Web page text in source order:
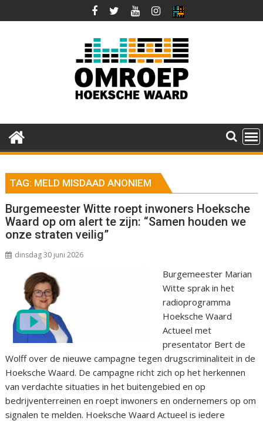
naar
TAG: MELD MISDAAD ANONIEM
Burgemeester Witte roept inwoners Hoeksche
Waard op om alert te zijn: “Samen houden we
onze straten veilig”
dinsdag 30 juni 2026
Burgemeester Marian
Witte sprak in het
radioprogramma
Hoeksche Waard
Actueel met
presentator Bert de
Wolff over de nieuwe campagne tegen drugscriminaliteit in de
Hoeksche Waard. De campagne richt zich op het herkennen
van verdachte situaties in het buitengebied en op
bedrijventerreinen en roept inwoners en ondernemers op om
signalen te melden. Hoeksche Waard Actueel is iedere